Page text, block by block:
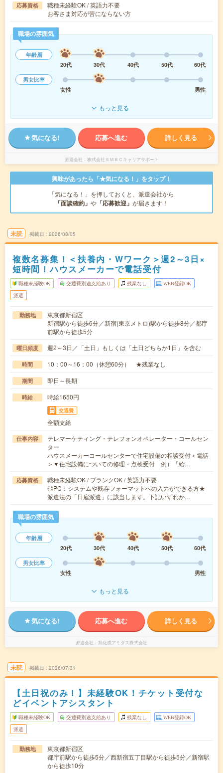
応募資格
職種未経験OK / 英語力不要
お客さま対応が苦にならない方
職場の雰囲気
年齢層
20代
30代 40代 50代
60代
男女比率
女性
男性
もっと見る
気になる! 応募へ進む 詳しく見る
派遣会社 株式会社ＳＭＢＣキャリアサポート
興味があったら「★気になる！」をタップ！
「気になる！」を押しておくと、派遣会社から
「面談確約」 や 「応募歓迎」 が届きます！
未読 掲載日 2026/08/05
複数名募集！＜扶養内・Wワーク＞週2～3日×
短時間！ハウスメーカーで電話受付
職種未経験OK 交通費別途支給あり 残業なし WEB登録OK
派遣
勤務地
東京都新宿区
新宿駅から徒歩6分／新宿(東京メトロ)駅から徒歩8分／都庁
前駅から徒歩5分
曜日頻度 週2～3日／「土日」もしくは「土日どちらか1日」を含む
時間 10：00～16：00（休憩60分） ★残業なし
期間 即日～長期
時給 時給1650円
交通費
全額支給
仕事内容
テレマーケティング・テレフォンオペレーター・コールセン
ター
ハウスメーカーコールセンターで住宅設備の相談受付＜電話
＞▼住宅設備についての修理・点検受付 例）「給…
応募資格
職種未経験OK / ブランクOK / 英語力不要
◎PC：システムや既存フォーマットへの入力ができる方★
派遣法の「日雇派遣」に該当します。下記いずれか…
職場の雰囲気
年齢層
20代
30代 40代 50代
60代
男女比率
女性
男性
もっと見る
気になる! 応募へ進む 詳しく見る
派遣会社 旭化成アミダス株式会社
未読 掲載日 2026/07/31
【土日祝のみ！】未経験OK！チケット受付な
どイベントアシスタント
職種未経験OK 交通費別途支給あり 残業なし WEB登録OK
派遣
勤務地
東京都新宿区
都庁前駅から徒歩5分／西新宿五丁目駅から徒歩5分／新宿駅
から徒歩10分